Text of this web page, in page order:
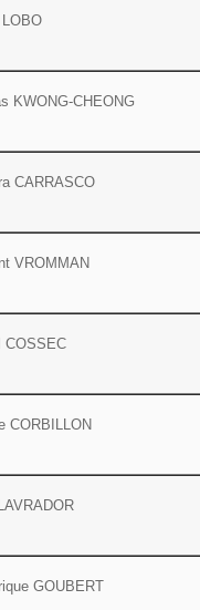
LOBO
KWONG-CHEONG
CARRASCO
VROMMAN
COSSEC
CORBILLON
GOUBERT